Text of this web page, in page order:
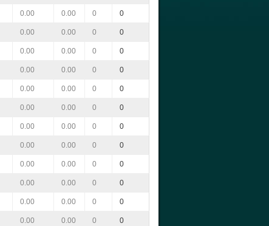
0.00 0.00 0 0
0.00 0.00 0 0
0.00 0.00 0 0
0.00 0.00 0 0
0.00 0.00 0 0
0.00 0.00 0 0
0.00 0.00 0 0
0.00 0.00 0 0
0.00 0.00 0 0
0.00 0.00 0 0
0.00 0.00 0 0
0.00 0.00 0 0